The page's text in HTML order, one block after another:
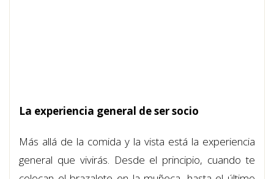
La experiencia general de ser socio
Más allá de la comida y la vista está la experiencia
general que vivirás. Desde el principio, cuando te